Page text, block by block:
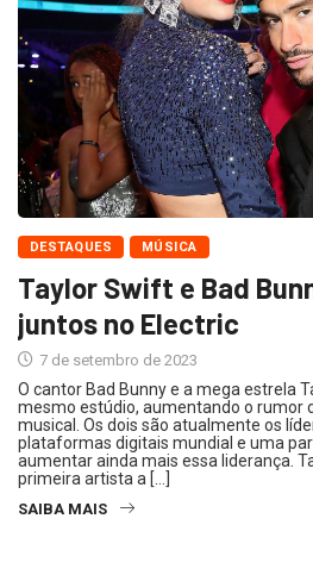
DESTAQUES MÚSICA
Taylor Swift e Bad
juntos no Electric
7 de setembro de 2023
O cantor Bad Bunny e a mega estrela
mesmo estúdio, aumentando o rumor
musical. Os dois são atualmente os
plataformas digitais mundial e uma
aumentar ainda mais essa liderança.
primeira artista a […]
SAIBA MAIS